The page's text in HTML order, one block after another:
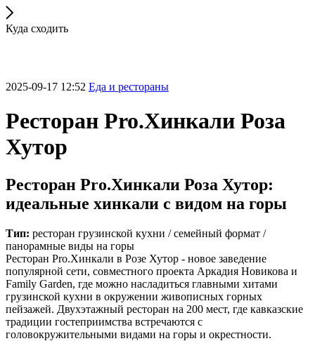
Куда сходить
2025-09-17 12:52 Еда и рестораны
Ресторан Pro.Хинкали Роза
Хутор
Ресторан Pro.Хинкали Роза Хутор:
идеальные хинкали с видом на горы
Тип: ресторан грузинской кухни / семейный формат /
панорамные виды на горы
Ресторан Pro.Хинкали в Розе Хутор - новое заведение
популярной сети, совместного проекта Аркадия Новикова и
Family Garden, где можно насладиться главными хитами
грузинской кухни в окружении живописных горных
пейзажей. Двухэтажный ресторан на 200 мест, где кавказские
традиции гостеприимства встречаются с
головокружительными видами на горы и окрестности.